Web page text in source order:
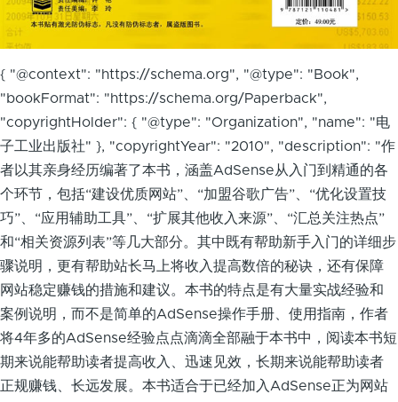
{ "@context": "https://schema.org", "@type": "Book",
"bookFormat": "https://schema.org/Paperback",
"copyrightHolder": { "@type": "Organization", "name": "电
子工业出版社" }, "copyrightYear": "2010", "description": "作
者以其亲身经历编著了本书，涵盖AdSense从入门到精通的各
个环节，包括“建设优质网站”、“加盟谷歌广告”、“优化设置技
巧”、“应用辅助工具”、“扩展其他收入来源”、“汇总关注热点”
和“相关资源列表”等几大部分。其中既有帮助新手入门的详细步
骤说明，更有帮助站长马上将收入提高数倍的秘诀，还有保障
网站稳定赚钱的措施和建议。本书的特点是有大量实战经验和
案例说明，而不是简单的AdSense操作手册、使用指南，作者
将4年多的AdSense经验点点滴滴全部融于本书中，阅读本书短
期来说能帮助读者提高收入、迅速见效，长期来说能帮助读者
正规赚钱、长远发展。本书适合于已经加入AdSense正为网站